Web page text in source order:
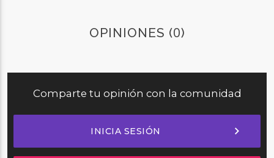
OPINIONES (0)
Comparte tu opinión con la comunidad
INICIA SESIÓN chevron_right